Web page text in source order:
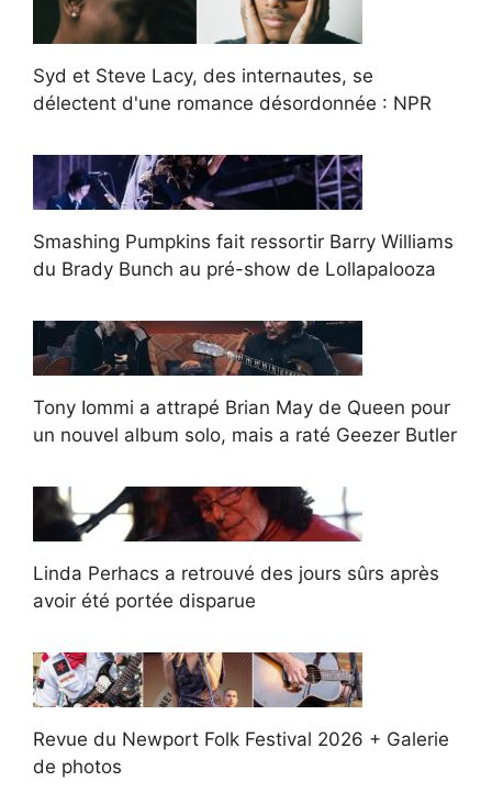
Syd et Steve Lacy, des internautes, se
délectent d'une romance désordonnée : NPR
Smashing Pumpkins fait ressortir Barry Williams
du Brady Bunch au pré-show de Lollapalooza
Tony Iommi a attrapé Brian May de Queen pour
un nouvel album solo, mais a raté Geezer Butler
Linda Perhacs a retrouvé des jours sûrs après
avoir été portée disparue
Revue du Newport Folk Festival 2026 + Galerie
de photos